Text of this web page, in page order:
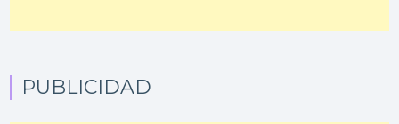
PUBLICIDAD